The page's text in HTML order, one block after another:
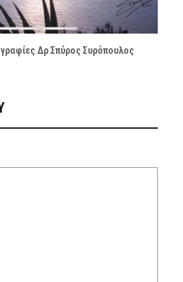
Δρ Σπύρος Συρόπουλος